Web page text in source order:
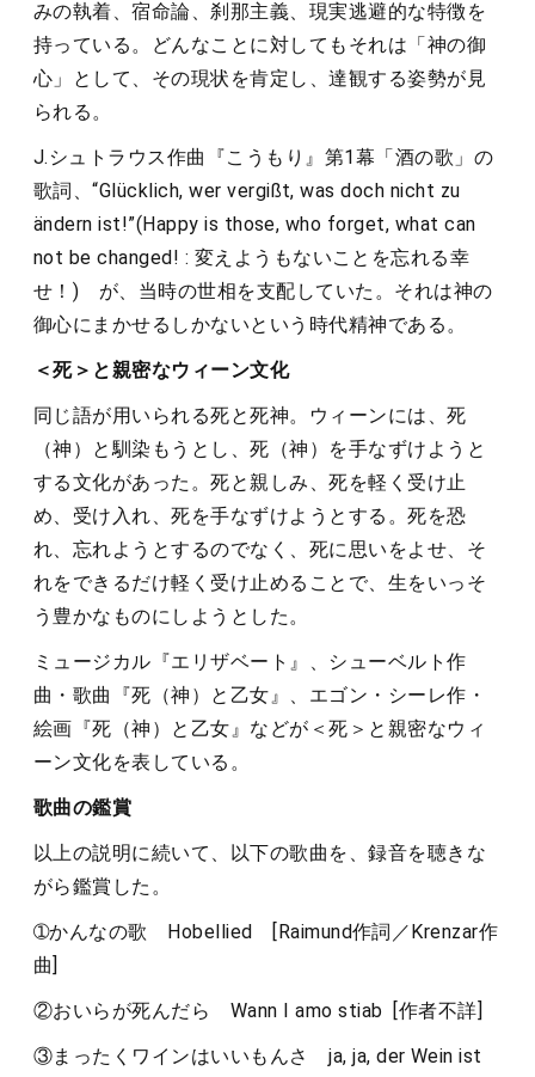
みの執着、宿命論、刹那主義、現実逃避的な特徴を
持っている。どんなことに対してもそれは「神の御
心」として、その現状を肯定し、達観する姿勢が見
られる。
J.シュトラウス作曲『こうもり』第1幕「酒の歌」の
歌詞、“Glücklich, wer vergißt, was doch nicht zu
ändern ist!”(Happy is those, who forget, what can
not be changed! : 変えようもないことを忘れる幸
せ！) が、当時の世相を支配していた。それは神の
御心にまかせるしかないという時代精神である。
＜死＞と親密なウィーン文化
同じ語が用いられる死と死神。ウィーンには、死
（神）と馴染もうとし、死（神）を手なずけようと
する文化があった。死と親しみ、死を軽く受け止
め、受け入れ、死を手なずけようとする。死を恐
れ、忘れようとするのでなく、死に思いをよせ、そ
れをできるだけ軽く受け止めることで、生をいっそ
う豊かなものにしようとした。
ミュージカル『エリザベート』、シューベルト作
曲・歌曲『死（神）と乙女』、エゴン・シーレ作・
絵画『死（神）と乙女』などが＜死＞と親密なウィ
ーン文化を表している。
歌曲の鑑賞
以上の説明に続いて、以下の歌曲を、録音を聴きな
がら鑑賞した。
➀かんなの歌 Hobellied [Raimund作詞／Krenzar作
曲]
②おいらが死んだら Wann I amo stiab [作者不詳]
③まったくワインはいいもんさ ja, ja, der Wein ist